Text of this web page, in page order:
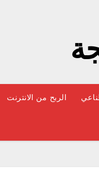
الربح من الانترنت